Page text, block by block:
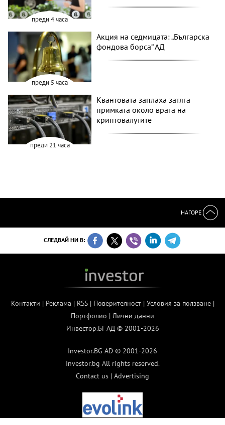
преди 4 часа
преди 5 часа
Акция на седмицата: „Българска
фондова борса“ АД
преди 21 часа
Квантовата заплаха затяга
примката около врата на
криптовалутите
НАГОРЕ
СЛЕДВАЙ НИ В:
Контакти | Реклама | RSS| Поверителност| Условия за ползване|
Портфолио | Лични данни
Инвестор.БГ АД © 2001-2026
Investor.BG AD © 2001-2026
Investor.bg All rights reserved.
Contact us | Advertising